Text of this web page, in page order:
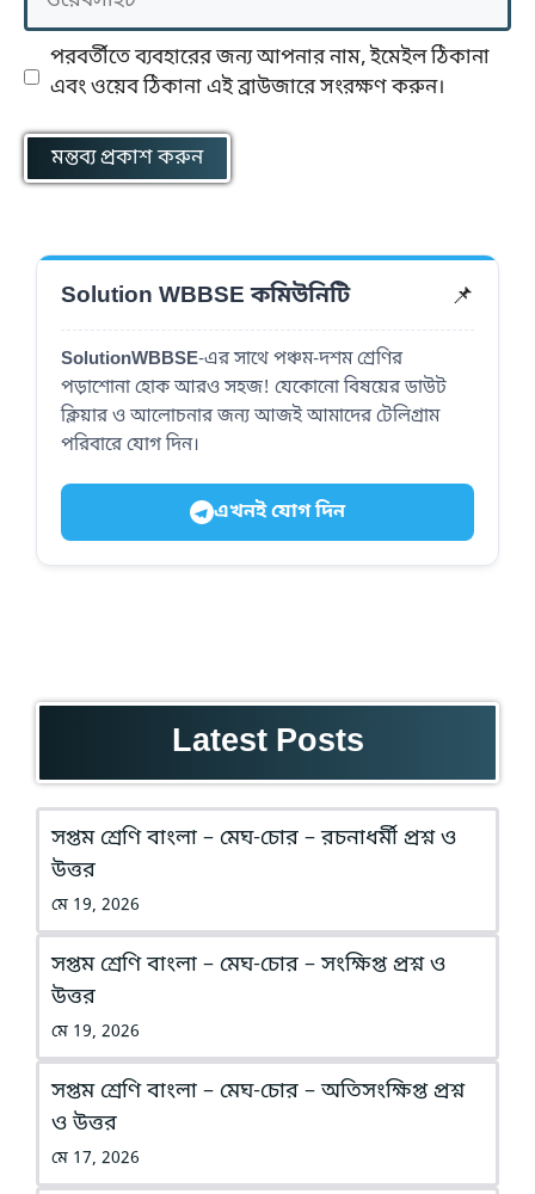
পরবর্তীতে ব্যবহারের জন্য আপনার নাম, ইমেইল ঠিকানা
এবং ওয়েব ঠিকানা এই ব্রাউজারে সংরক্ষণ করুন।
Solution WBBSE কমিউনিটি 📌
SolutionWBBSE-এর সাথে পঞ্চম-দশম শ্রেণির
পড়াশোনা হোক আরও সহজ! যেকোনো বিষয়ের ডাউট
ক্লিয়ার ও আলোচনার জন্য আজই আমাদের টেলিগ্রাম
পরিবারে যোগ দিন।
এখনই যোগ দিন
Latest Posts
সপ্তম শ্রেণি বাংলা – মেঘ-চোর – রচনাধর্মী প্রশ্ন ও
উত্তর
মে 19, 2026
সপ্তম শ্রেণি বাংলা – মেঘ-চোর – সংক্ষিপ্ত প্রশ্ন ও
উত্তর
মে 19, 2026
সপ্তম শ্রেণি বাংলা – মেঘ-চোর – অতিসংক্ষিপ্ত প্রশ্ন
ও উত্তর
মে 17, 2026